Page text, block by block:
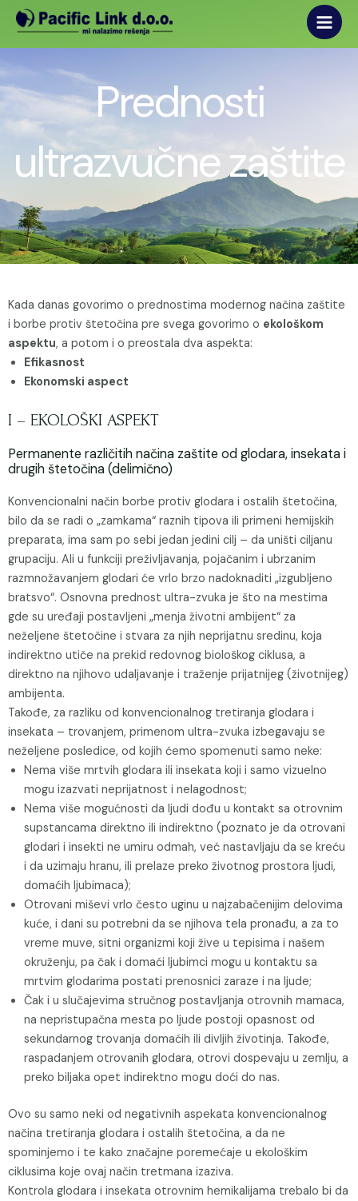
Skip
content
Main
Prednosti
ultrazvučne zaštite
Kada danas govorimo o prednostima modernog načina zaštite
i borbe protiv štetočina pre svega govorimo o ekološkom
aspektu, a potom i o preostala dva aspekta:
Efikasnost
Ekonomski aspect
I – EKOLOŠKI ASPEKT
Permanente različitih načina zaštite od glodara, insekata i
drugih štetočina (delimično)
Konvencionalni način borbe protiv glodara i ostalih štetočina,
bilo da se radi o „zamkama“ raznih tipova ili primeni hemijskih
preparata, ima sam po sebi jedan jedini cilj – da uništi ciljanu
grupaciju. Ali u funkciji preživljavanja, pojačanim i ubrzanim
razmnožavanjem glodari će vrlo brzo nadoknaditi „izgubljeno
bratsvo“. Osnovna prednost ultra-zvuka je što na mestima
gde su uređaji postavljeni „menja životni ambijent“ za
neželjene štetočine i stvara za njih neprijatnu sredinu, koja
indirektno utiče na prekid redovnog biološkog ciklusa, a
direktno na njihovo udaljavanje i traženje prijatnijeg (životnijeg)
ambijenta.
Takođe, za razliku od konvencionalnog tretiranja glodara i
insekata – trovanjem, primenom ultra-zvuka izbegavaju se
neželjene posledice, od kojih ćemo spomenuti samo neke:
Nema više mrtvih glodara ili insekata koji i samo vizuelno
mogu izazvati neprijatnost i nelagodnost;
Nema više mogućnosti da ljudi dođu u kontakt sa otrovnim
supstancama direktno ili indirektno (poznato je da otrovani
glodari i insekti ne umiru odmah, već nastavljaju da se kreću
i da uzimaju hranu, ili prelaze preko životnog prostora ljudi,
domaćih ljubimaca);
Otrovani miševi vrlo često uginu u najzabačenijim delovima
kuće, i dani su potrebni da se njihova tela pronađu, a za to
vreme muve, sitni organizmi koji žive u tepisima i našem
okruženju, pa čak i domaći ljubimci mogu u kontaktu sa
mrtvim glodarima postati prenosnici zaraze i na ljude;
Čak i u slučajevima stručnog postavljanja otrovnih mamaca,
na nepristupačna mesta po ljude postoji opasnost od
sekundarnog trovanja domaćih ili divljih životinja. Takođe,
raspadanjem otrovanih glodara, otrovi dospevaju u zemlju, a
preko biljaka opet indirektno mogu doći do nas.
Ovo su samo neki od negativnih aspekata konvencionalnog
načina tretiranja glodara i ostalih štetočina, a da ne
spominjemo i te kako značajne poremećaje u ekološkim
ciklusima koje ovaj način tretmana izaziva.
Kontrola glodara i insekata otrovnim hemikalijama trebalo bi da